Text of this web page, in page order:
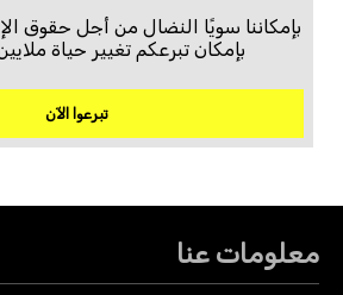
بإمكاننا سويًا النضال من أجل حقوق
بإمكان تبرعكم تغيير حياة
تبرعوا الآن
معلومات عنا